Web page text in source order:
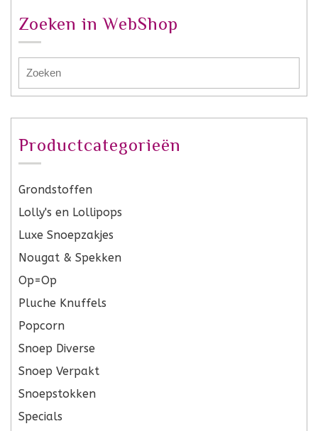
Zoeken in WebShop
Productcategorieën
Grondstoffen
Lolly's en Lollipops
Luxe Snoepzakjes
Nougat & Spekken
Op=Op
Pluche Knuffels
Popcorn
Snoep Diverse
Snoep Verpakt
Snoepstokken
Specials